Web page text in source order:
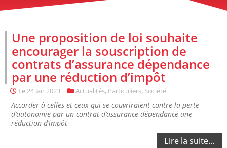
Une proposition de loi souhaite
encourager la souscription de
contrats d’assurance dépendance
par une réduction d’impôt
Le24 Jan 2023 Actualités, Particuliers, Société
Accorder à celles et ceux qui se couvriraient contre la perte
d’autonomie par un contrat d’assurance dépendance une
réduction d’impôt
Lire la suite...